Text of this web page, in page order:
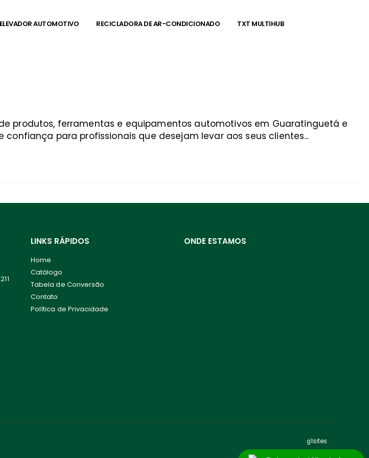
ELEVADOR AUTOMOTIVO RECICLADORA DE AR-CONDICIONADO TXT MULTIHUB
produtos, ferramentas e equipamentos automotivos em Guaratinguetá e
para profissionais que desejam levar aos seus clientes...
LINKS RÁPIDOS
Home
Catálogo
Tabela de Conversão
Contato
Política de Privacidade
ONDE ESTAMOS
g1sites